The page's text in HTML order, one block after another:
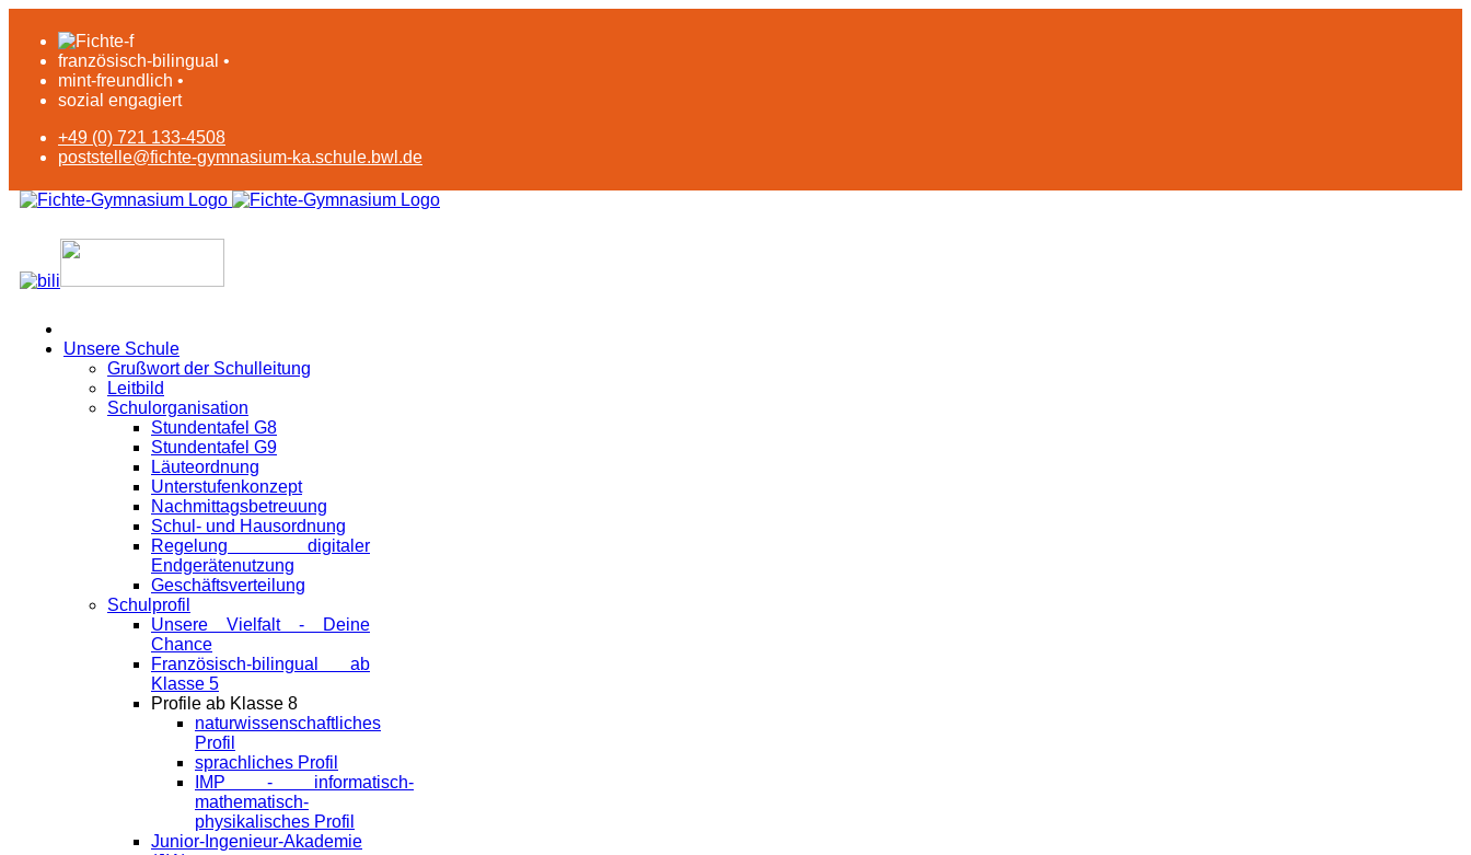
französisch-bilingual •
mint-freundlich •
sozial engagiert
+49 (0) 721 133-4508
poststelle@fichte-gymnasium-ka.schule.bwl.de
Unsere Schule
Grußwort der Schulleitung
Leitbild
Schulorganisation
Stundentafel G8
Stundentafel G9
Läuteordnung
Unterstufenkonzept
Nachmittagsbetreuung
Schul- und Hausordnung
Regelung digitaler
Endgeräte­nutzung
Geschäftsverteilung
Schulprofil
Unsere Vielfalt - Deine
Chance
Französisch-bilingual ab
Klasse 5
Profile ab Klasse 8
naturwissenschaftliches
Profil
sprachliches Profil
IMP - informatisch-
mathematisch-
physikalisches Profil
Junior-Ingenieur-Akademie